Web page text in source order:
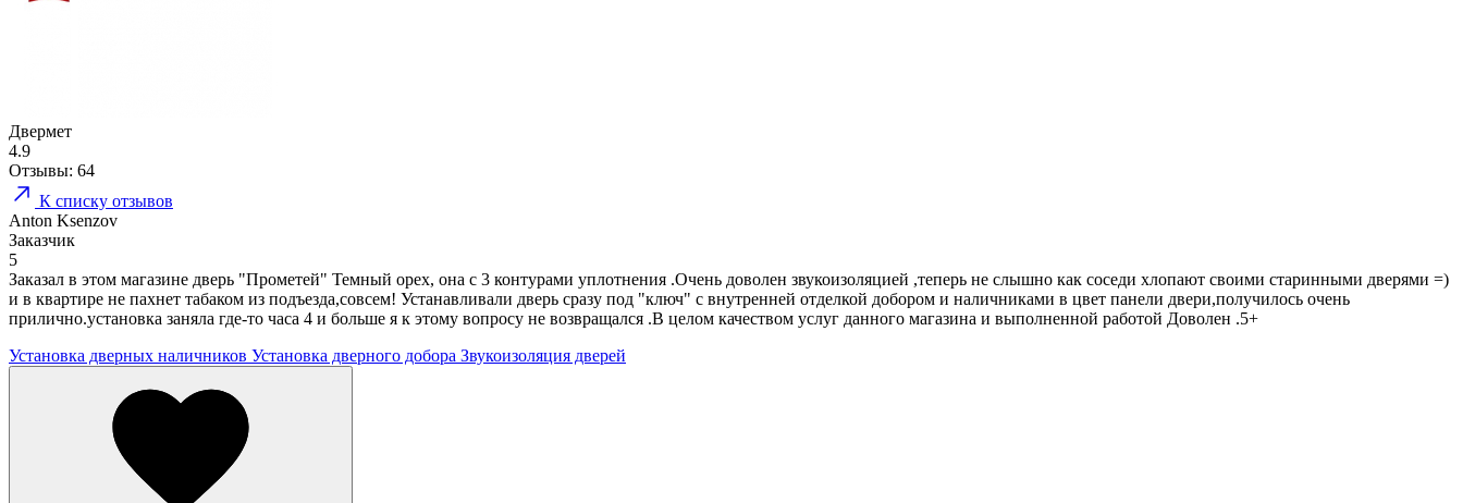
Двермет
4.9
Отзывы: 64
К списку отзывов
Anton Ksenzov
Заказчик
5
Заказал в этом магазине дверь "Прометей" Темный орех, она с 3 контурами уплотнения .Очень доволен звукоизоляцией ,теперь не слышно как соседи хлопают своими старинными дверями =)
и в квартире не пахнет табаком из подъезда,совсем! Устанавливали дверь сразу под "ключ" с внутренней отделкой добором и наличниками в цвет панели двери,получилось очень
прилично.установка заняла где-то часа 4 и больше я к этому вопросу не возвращался .В целом качеством услуг данного магазина и выполненной работой Доволен .5+
Установка дверных наличников Установка дверного добора Звукоизоляция дверей